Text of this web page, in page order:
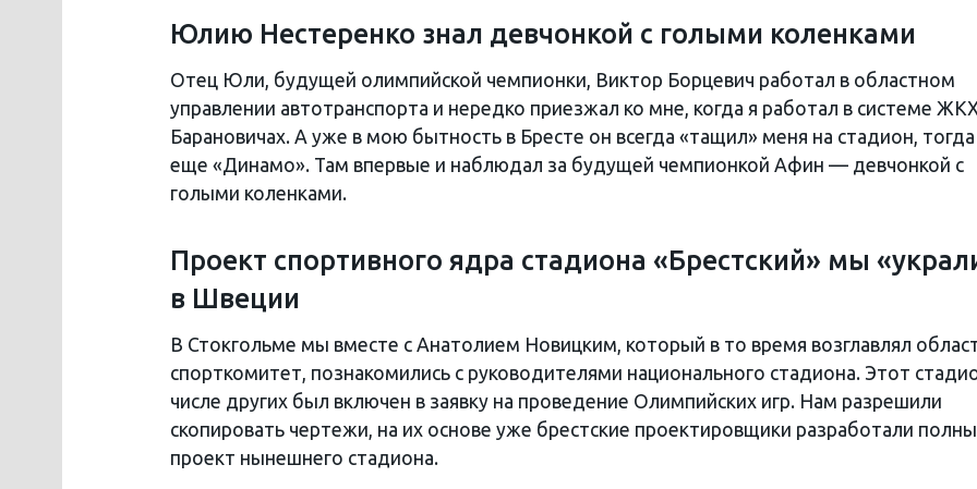
Юлию Нестеренко знал девчонкой с голыми коленками
Отец Юли, будущей олимпийской чемпионки, Виктор Борцевич работал в областном
управлении автотранспорта и нередко приезжал ко мне, когда я работал в системе
Барановичах. А уже в мою бытность в Бресте он всегда «тащил» меня на стадион, тогда
еще «Динамо». Там впервые и наблюдал за будущей чемпионкой Афин — девчонкой с
голыми коленками.
Проект спортивного ядра стадиона «Брестский» мы
в Швеции
В Стокгольме мы вместе с Анатолием Новицким, который в то время возглавлял
спорткомитет, познакомились с руководителями национального стадиона. Этот
числе других был включен в заявку на проведение Олимпийских игр. Нам разрешили
скопировать чертежи, на их основе уже брестские проектировщики разработали
проект нынешнего стадиона.